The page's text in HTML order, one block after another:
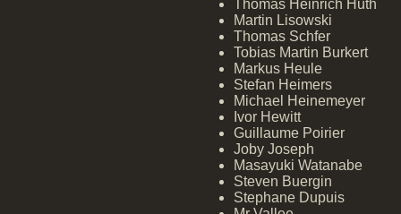
Thomas Heinrich Huth
Martin Lisowski
Thomas Schfer
Tobias Martin Burkert
Markus Heule
Stefan Heimers
Michael Heinemeyer
Ivor Hewitt
Guillaume Poirier
Joby Joseph
Masayuki Watanabe
Steven Buergin
Stephane Dupuis